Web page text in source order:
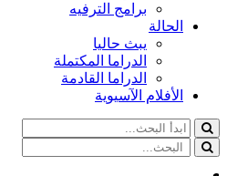
برامج الترفيه
الحالة
يبث حاليا
الدراما المكتملة
الدراما القادمة
الأفلام الآسيوية